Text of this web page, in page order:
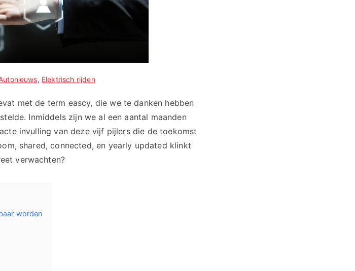
, Elektrisch rijden
met de term eascy, die we te danken hebben
Inmiddels zijn we al een aantal maanden
invulling van deze vijf pijlers die de toekomst
shared, connected, en yearly updated klinkt
verwachten?
worden